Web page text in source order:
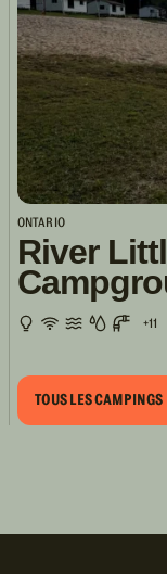
ONTARIO
River
+11
TOUS LES CAMPINGS